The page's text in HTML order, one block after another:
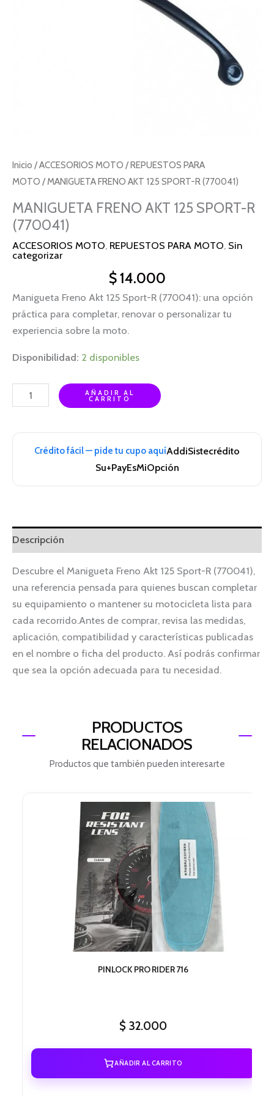
Inicio /ACCESORIOS MOTO /REPUESTOS PARA
MOTO / MANIGUETA FRENO AKT 125 SPORT-R (770041)
MANIGUETA FRENO AKT 125 SPORT-R
(770041)
ACCESORIOS MOTO, REPUESTOS PARA MOTO, Sin
categorizar
$14.000
Manigueta Freno Akt 125 Sport-R (770041): una opción
práctica para completar, renovar o personalizar tu
experiencia sobre la moto.
Disponibilidad: 2 disponibles
AÑADIR AL
CARRITO
Crédito fácil — pide tu cupo aquíAddiSistecrédito
Su+PayEsMiOpción
Descripción
Descubre el Manigueta Freno Akt 125 Sport-R (770041),
una referencia pensada para quienes buscan completar
su equipamiento o mantener su motocicleta lista para
cada recorrido.Antes de comprar, revisa las medidas,
aplicación, compatibilidad y características publicadas
en el nombre o ficha del producto. Así podrás confirmar
que sea la opción adecuada para tu necesidad.
PRODUCTOS
RELACIONADOS
Productos que también pueden interesarte
PINLOCK PRO RIDER 716
$ 32.000
AÑADIR AL CARRITO